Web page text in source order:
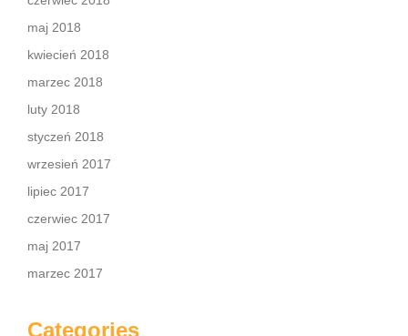
maj 2018
kwiecień 2018
marzec 2018
luty 2018
styczeń 2018
wrzesień 2017
lipiec 2017
czerwiec 2017
maj 2017
marzec 2017
Categories